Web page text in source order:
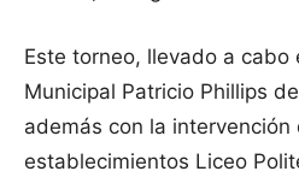
Este torneo, llevado a cabo
Municipal Patricio Phillips
además con la intervención
establecimientos Liceo